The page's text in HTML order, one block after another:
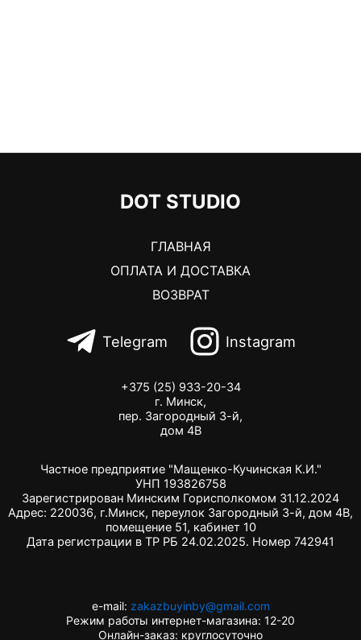
DOT STUDIO
ГЛАВНАЯ
ОПЛАТА И ДОСТАВКА
ВОЗВРАТ
Telegram Instagram
+375 (25) 933-20-34
г. Минск,
пер. Загородный 3-й,
дом 4В
Частное предприятие "Мащенко-Кучинская К.И."
УНП 193826758
Зарегистрирован Минским Горисполкомом 31.12.2024
Адрес: 220036, г.Минск, переулок Загородный 3-й, дом 4В,
помещение 51, кабинет 10
Дата регистрации в ТР РБ 24.02.2025. Номер 742941
e-mail: zakazbuyinby@gmail.com
Режим работы интернет-магазина: 12-20
Онлайн-заказ: круглосуточно